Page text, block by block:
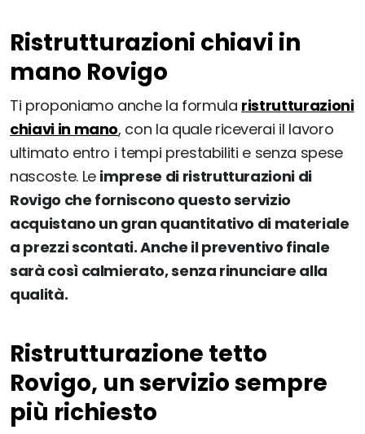
Ristrutturazioni chiavi in
mano Rovigo
Ti proponiamo anche la formula ristrutturazioni
chiavi in mano, con la quale riceverai il lavoro
ultimato entro i tempi prestabiliti e senza spese
nascoste. Le imprese di ristrutturazioni di
Rovigo che forniscono questo servizio
acquistano un gran quantitativo di materiale
a prezzi scontati. Anche il preventivo finale
sarà così calmierato, senza rinunciare alla
qualità.
Ristrutturazione tetto
Rovigo, un servizio sempre
più richiesto